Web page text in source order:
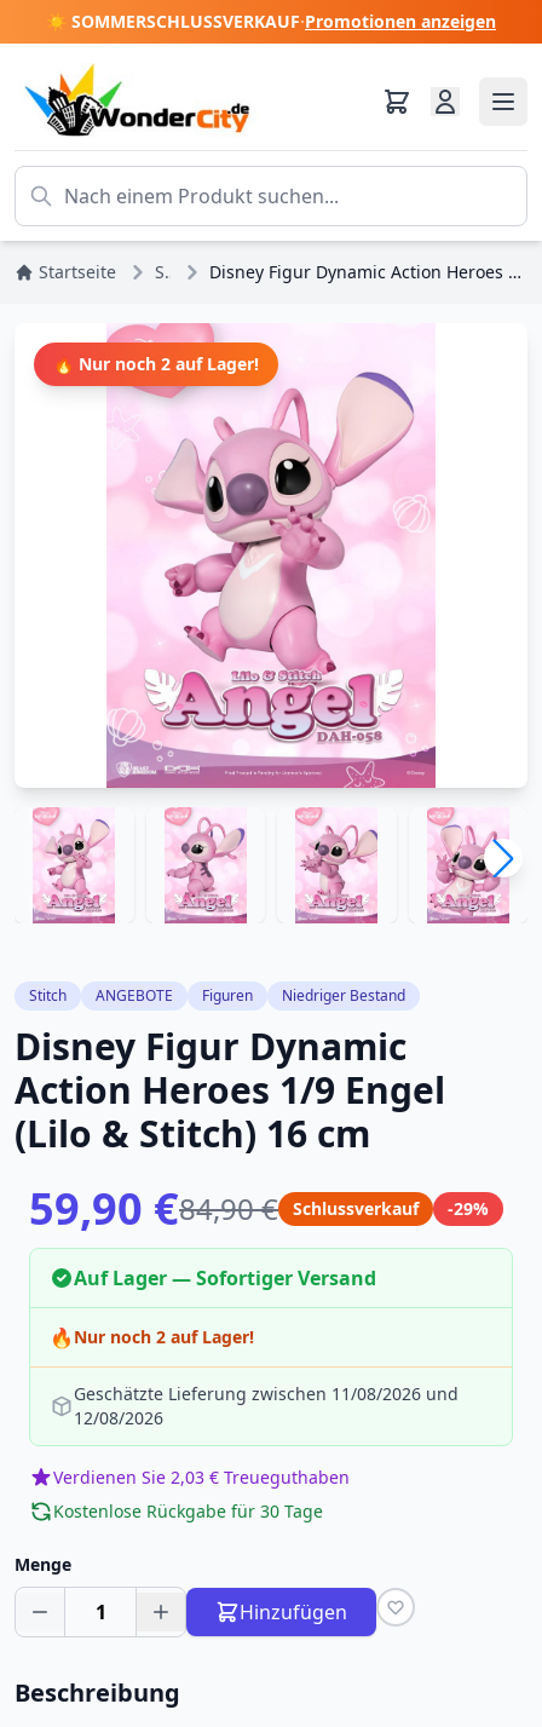
☀️ SOMMERSCHLUSSVERKAUF·Promotionen anzeigen
Startseite Stitch Disney Figur Dynamic Action Heroes 1/9 Engel (Lilo & Stitch) 16 cm
🔥 Nur noch 2 auf Lager!
Stitch ANGEBOTE Figuren Niedriger Bestand
Disney Figur Dynamic
Action Heroes 1/9 Engel
(Lilo & Stitch) 16 cm
59,90 €84,90 € Schlussverkauf -29%
Auf Lager — Sofortiger Versand
🔥 Nur noch 2 auf Lager!
Geschätzte Lieferung zwischen 11/08/2026 und
12/08/2026
Verdienen Sie 2,03 € Treueguthaben
Kostenlose Rückgabe für 30 Tage
Menge
1 Hinzufügen
Beschreibung